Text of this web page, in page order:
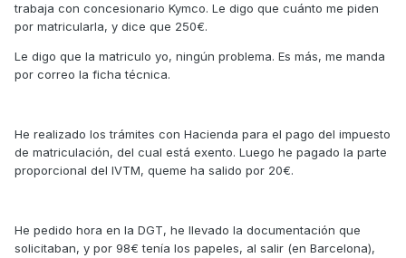
trabaja con concesionario Kymco. Le digo que cuánto me piden
por matricularla, y dice que 250€.
Le digo que la matriculo yo, ningún problema. Es más, me manda
por correo la ficha técnica.
He realizado los trámites con Hacienda para el pago del impuesto
de matriculación, del cual está exento. Luego he pagado la parte
proporcional del IVTM, queme ha salido por 20€.
He pedido hora en la DGT, he llevado la documentación que
solicitaban, y por 98€ tenía los papeles, al salir (en Barcelona),